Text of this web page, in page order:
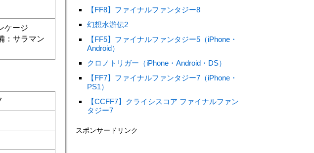
ケージ
：サラマン
【FF8】ファイナルファンタジー8
幻想水滸伝2
【FF5】ファイナルファンタジー5（iPhone・
Android）
クロノトリガー（iPhone・Android・DS）
【FF7】ファイナルファンタジー7（iPhone・
PS1）
【CCFF7】クライシスコア ファイナルファン
タジー7
スポンサードリンク